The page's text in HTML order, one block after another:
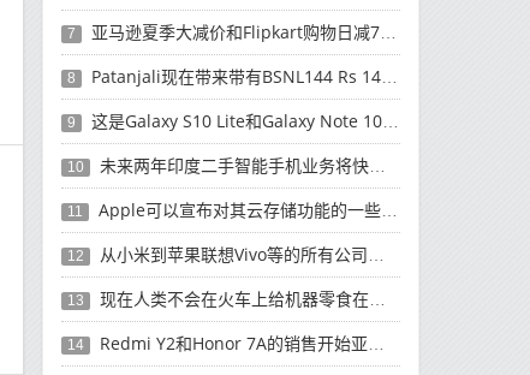
7 亚马逊夏季大减价和Flipkart购物日减75％
8 Patanjali现在带来带有BSNL144 Rs 144GB数据等的SIM卡
9 这是Galaxy S10 Lite和Galaxy Note 10 Lite可能开始发货的时候
10 未来两年印度二手智能手机业务将快速增长
11 Apple可以宣布对其云存储功能的一些更改苹果的iCloud一直在变化
12 从小米到苹果联想Vivo等的所有公司都将在不久的将来推出他们的新智能手机
13 现在人类不会在火车上给机器零食在这趟火车上开始服务
14 Redmi Y2和Honor 7A的销售开始亚马逊-Flipkart中的报价之战